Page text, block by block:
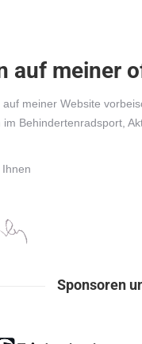
auf meiner
meiner Website
Behindertenradsport,
Sponsoren